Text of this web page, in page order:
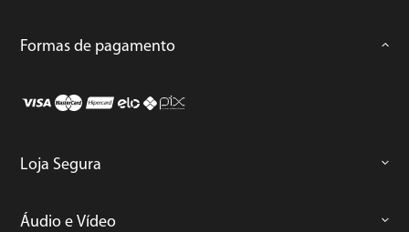
Formas de pagamento
Loja Segura
Áudio e Vídeo